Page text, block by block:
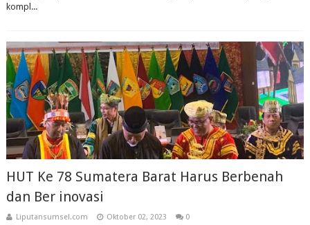
kompl...
HUT Ke 78 Sumatera Barat Harus Berbenah
dan Ber inovasi
Liputansumsel.com Oktober 02, 2023 0